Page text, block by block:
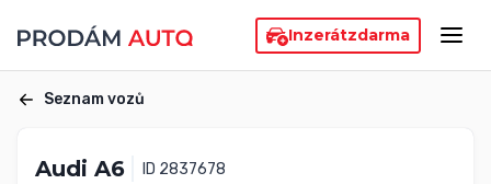
Inzerátzdarma
Seznam vozů
Audi A6
ID 2837678